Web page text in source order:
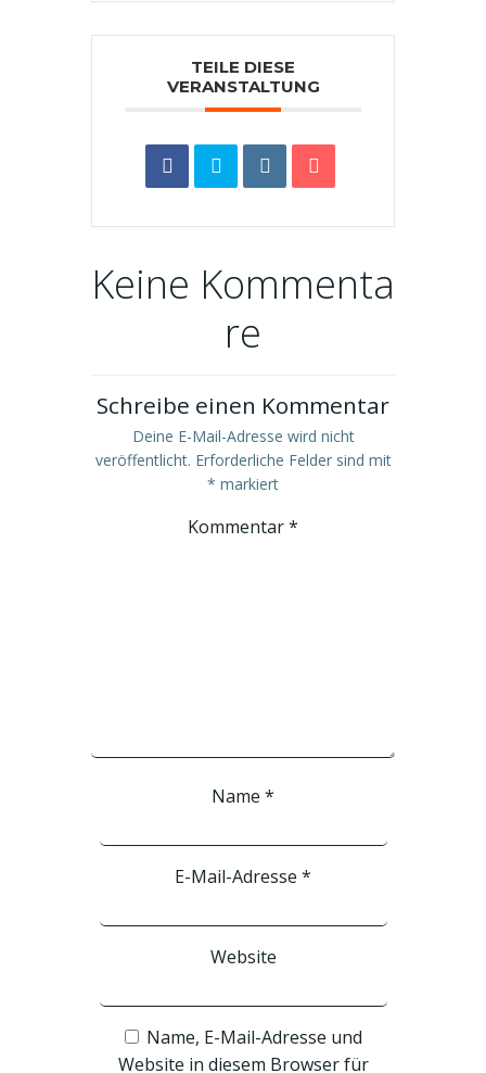
TEILE DIESE
VERANSTALTUNG
Keine Kommenta
re
Schreibe einen Kommentar
Deine E-Mail-Adresse wird nicht
veröffentlicht. Erforderliche Felder sind mit
* markiert
Kommentar*
Name *
E-Mail-Adresse *
Website
Name, E-Mail-Adresse und
Website in diesem Browser für